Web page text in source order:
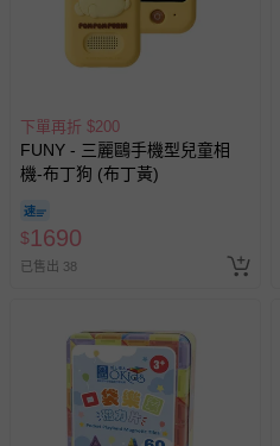
下單再折 $200
FUNY - 三麗鷗手機型兒童相
機-布丁狗 (布丁黃)
$1690
已售出 38